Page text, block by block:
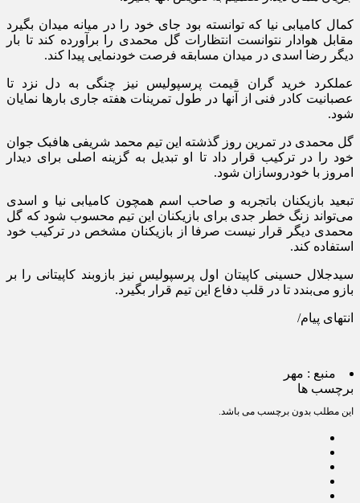
کمال کامیابی نیا که توانسته بود جای خود را در میانه میدان بگیرد
مقابل هوادار نتوانست انتظارات گل محمدی را برآورده کند تا بار
دیگر رضا اسدی در میدان مسابقه فرصت خودنمایی پیدا کند.
عملکرد خرید گران قیمت پرسپولیس نیز چنگی به دل نزد تا
عصبانیت کادر فنی از آنها در طول تمرینات هفته جاری بارها نمایان
شود.
گل محمدی در تمرین روز گذشته این تیم محمد شریفی هافبک جوان
خود را در ترکیب قرار داد تا او تبدیل به گزینه اصلی برای دیدار
امروز با خودروسازان شود.
تبعید بازیکنان باتجربه و صاحب اسم همچون کامیابی نیا و اسدی
می‌تواند زنگ خطر جدی برای بازیکنان این تیم محسوب شود که گل
محمدی دیگر قرار نیست صرفا از بازیکنان مشخص در ترکیب خود
استفاده کند.
سیدجلال حسینی کاپیتان اول پرسپولیس نیز بازوبند کاپیتانی را بر
بازو می‌بندد تا در قلب دفاع این تیم قرار بگیرد.
انتهای پیام/
منبع : مهر
برچسب ها
این مطلب بدون برچسب می باشد.